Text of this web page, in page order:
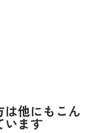
は他にもこん
います